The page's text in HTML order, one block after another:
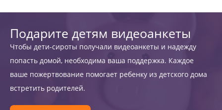
Подарите детям видеоанкеты
Чтобы дети-сироты получали видеоанкеты и надежду
попасть домой, необходима ваша поддержка. Каждое
ваше пожертвование помогает ребенку из детского дома
встретить родителей.